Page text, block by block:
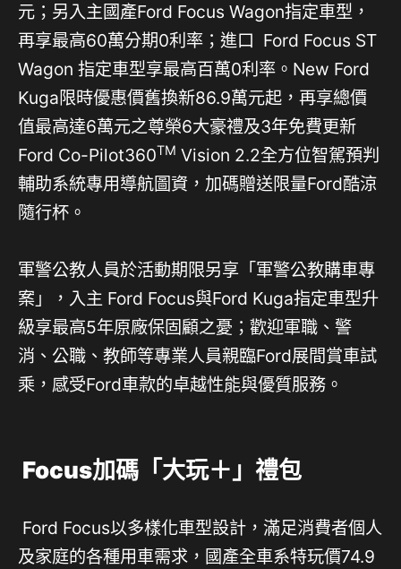
元；另入主國產Ford Focus Wagon指定車型，
再享最高60萬分期0利率；進口 Ford Focus ST
Wagon 指定車型享最高百萬0利率。New Ford
Kuga限時優惠價舊換新86.9萬元起，再享總價
值最高達6萬元之尊榮6大豪禮及3年免費更新
Ford Co-Pilot360TM Vision 2.2全方位智駕預判
輔助系統專用導航圖資，加碼贈送限量Ford酷涼
隨行杯。
軍警公教人員於活動期限另享「軍警公教購車專
案」，入主 Ford Focus與Ford Kuga指定車型升
級享最高5年原廠保固顧之憂；歡迎軍職、警
消、公職、教師等專業人員親臨Ford展間賞車試
乘，感受Ford車款的卓越性能與優質服務。
Focus加碼「大玩＋」禮包
Ford Focus以多樣化車型設計，滿足消費者個人
及家庭的各種用車需求，國產全車系特玩價74.9